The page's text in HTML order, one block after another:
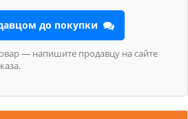
до покупки
— напишите продавцу на сайте